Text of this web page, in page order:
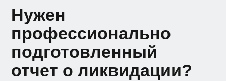
Нужен
профессионально
подготовленный
отчет о ликвидации?